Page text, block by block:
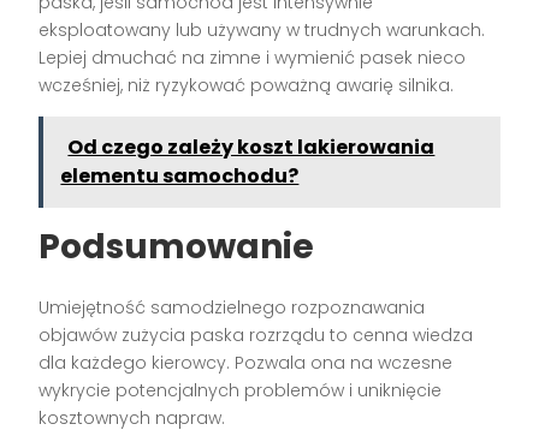
eksploatowany lub używany w trudnych warunkach.
Lepiej dmuchać na zimne i wymienić pasek nieco
wcześniej, niż ryzykować poważną awarię silnika.
Od czego zależy koszt lakierowania
elementu samochodu?
Podsumowanie
Umiejętność samodzielnego rozpoznawania
objawów zużycia paska rozrządu to cenna wiedza
dla każdego kierowcy. Pozwala ona na wczesne
wykrycie potencjalnych problemów i uniknięcie
kosztownych napraw.